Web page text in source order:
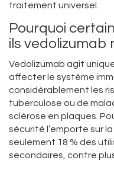
traitement universel.
Pourquoi
ils vedolizumab
Vedolizumab agit
affecter le système
considérablement les
tuberculose ou de
sclérose en plaques.
sécurité l’emporte sur
seulement 18 % des
secondaires, contre